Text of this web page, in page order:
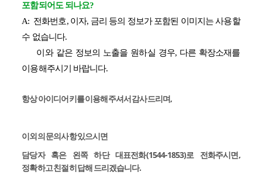
포함되어도 되나요?
A: 전화번호, 이자, 금리 등의 정보가 포함된 이미지는 사용할
수 없습니다.
이와 같은 정보의 노출을 원하실 경우, 다른 확장소재를
이용해주시기 바랍니다.
항상 아이디어키를 이용해주셔서 감사드리며,
이외의 문의사항 있으시면
담당자 혹은 왼쪽 하단 대표전화(1544-1853)로 전화주시면,
정확하고 친절히 답해 드리겠습니다.